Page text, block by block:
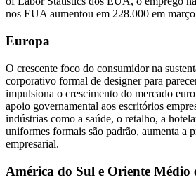
nos EUA aumentou em 228.000 em
Europa
O crescente foco do consumidor na
corporativo formal de designer para
impulsiona o crescimento do mercado
apoio governamental aos escritórios
indústrias como a saúde, o retalho, a
uniformes formais são padrão, aumenta a
empresarial.
América do Sul e Oriente Médio